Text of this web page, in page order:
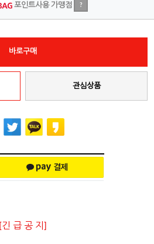
포인트사용 가맹점 ?
바로구매
관심상품
[긴 급 공 지]